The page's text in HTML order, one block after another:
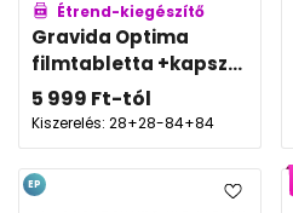
Étrend-kiegészítő
Gravida Optima
filmtabletta +kapsz...
5 999 Ft-tól
Kiszerelés: 28+28-84+84
EP